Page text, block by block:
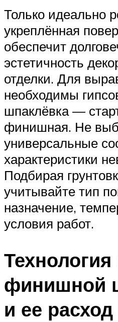
Только идеально
укреплённая
обеспечит
эстетичность
отделки. Для
необходимы
шпаклёвка —
финишная. Не
универсальные
характеристики
Подбирая
учитывайте тип
назначение,
условия работ.
финишной
и ее расход